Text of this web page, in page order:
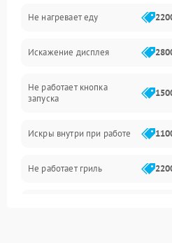
Механические повреждения
Питание и запуск
Нагрев и приготовление
Программное обеспечение
Не нагревает еду
Искажение дисплея
Не работает кнопка
запуска
Искры внутри при работе
Не работает гриль